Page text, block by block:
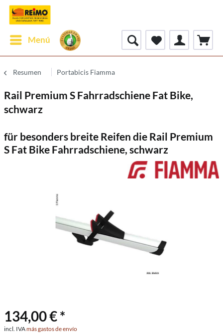
Menú
Resumen Portabicis Fiamma
Rail Premium S Fahrradschiene Fat Bike,
schwarz
für besonders breite Reifen die Rail Premium
S Fat Bike Fahrradschiene, schwarz
134,00 € *
incl. IVAmás gastos de envío